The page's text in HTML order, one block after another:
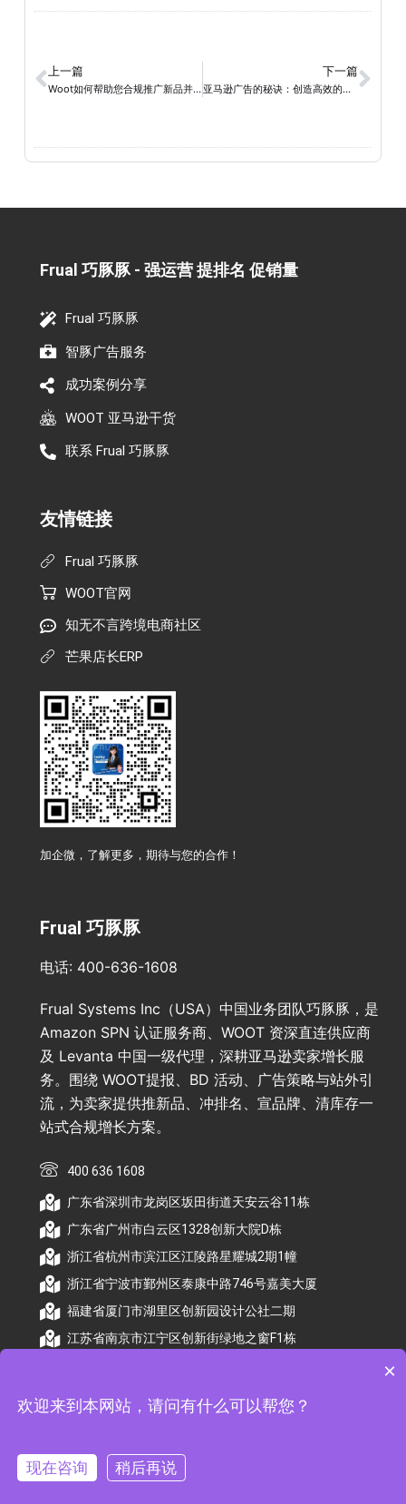
上一篇
Woot如何帮助您合规推广新品并提高排名？
下一篇
亚马逊广告的秘诀：创造高效的广告策略
Frual 巧豚豚 - 强运营 提排名 促销量​
Frual 巧豚豚
智豚广告服务
成功案例分享
WOOT 亚马逊干货
联系 Frual 巧豚豚
友情链接
Frual 巧豚豚
WOOT官网
知无不言跨境电商社区
芒果店长ERP
加企微，了解更多，期待与您的合作！
Frual 巧豚豚
电话: 400-636-1608
Frual Systems Inc（USA）中国业务团队巧豚豚，是
Amazon SPN 认证服务商、WOOT 资深直连供应商
及 Levanta 中国一级代理，深耕亚马逊卖家增长服
务。围绕 WOOT提报、BD 活动、广告策略与站外引
流，为卖家提供推新品、冲排名、宣品牌、清库存一
站式合规增长方案。
400 636 1608
广东省深圳市龙岗区坂田街道天安云谷11栋
广东省广州市白云区1328创新大院D栋
浙江省杭州市滨江区江陵路星耀城2期1幢
浙江省宁波市鄞州区泰康中路746号嘉美大厦
福建省厦门市湖里区创新园设计公社二期
江苏省南京市江宁区创新街绿地之窗F1栋
备案号：浙ICP备2026009174号
×
欢迎来到本网站，请问有什么可以帮您？
现在咨询 稍后再说